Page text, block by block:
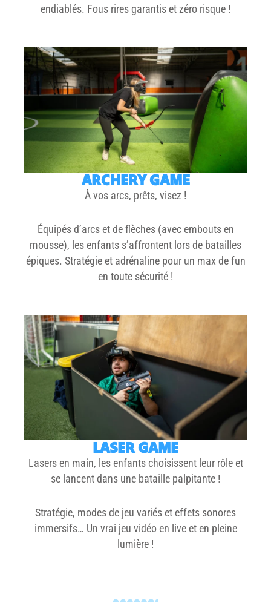
endiablés. Fous rires garantis et zéro risque !
ARCHERY GAME
À vos arcs, prêts, visez !
Équipés d’arcs et de flèches (avec embouts en
mousse), les enfants s’affrontent lors de batailles
épiques. Stratégie et adrénaline pour un max defun
en toute sécurité !
LASER GAME
Lasers en main, les enfants choisissent leur rôle et
se lancent dans une bataille palpitante !
Stratégie, modes de jeu variés et effets sonores
immersifs… Un vrai jeu vidéo en live et en pleine
lumière !